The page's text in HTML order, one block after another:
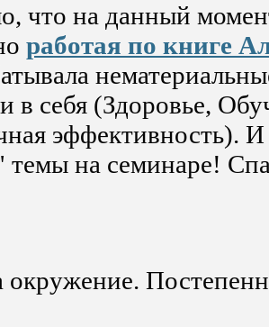
что на данный
работая по книге
в себя (Здоровье,
эффективность). И
темы на семинаре!